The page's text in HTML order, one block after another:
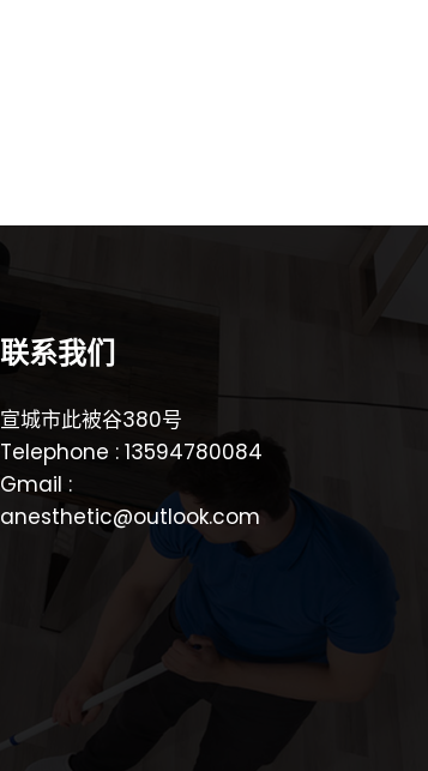
联系我们
宣城市此被谷380号
Telephone : 13594780084
Gmail :
anesthetic@outlook.com